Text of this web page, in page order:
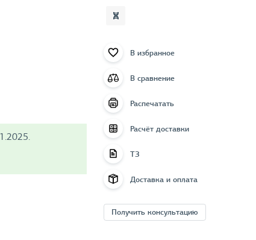
В избранное
В сравнение
Распечатать
Расчёт доставки
ТЗ
Доставка и оплата
Получить консультацию